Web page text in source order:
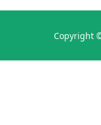
Copyright